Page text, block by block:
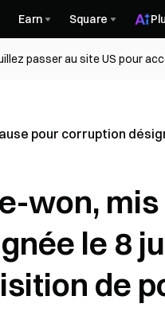
Earn Square
passer au site US pour
pour corruption
won, mis
le 8
de